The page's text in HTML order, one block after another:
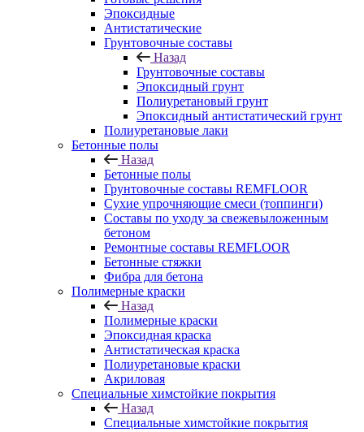
Эпоксидные
Антистатические
Грунтовочные составы
Назад
Грунтовочные составы
Эпоксидный грунт
Полиуретановый грунт
Эпоксидный антистатический грунт
Полиуретановые лаки
Бетонные полы
Назад
Бетонные полы
Грунтовочные составы REMFLOOR
Сухие упрочняющие смеси (топпинги)
Составы по уходу за свежевыложенным
бетоном
Ремонтные составы REMFLOOR
Бетонные стяжки
Фибра для бетона
Полимерные краски
Назад
Полимерные краски
Эпоксидная краска
Антистатическая краска
Полиуретановые краски
Акриловая
Специальные химстойкие покрытия
Назад
Специальные химстойкие покрытия